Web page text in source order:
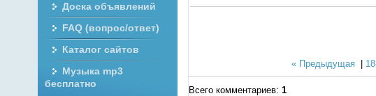
« Предыдущая|
Всего комментариев: 1
Доска объявлений
FAQ (вопрос/ответ)
Каталог сайтов
Музыка mp3
бесплатно